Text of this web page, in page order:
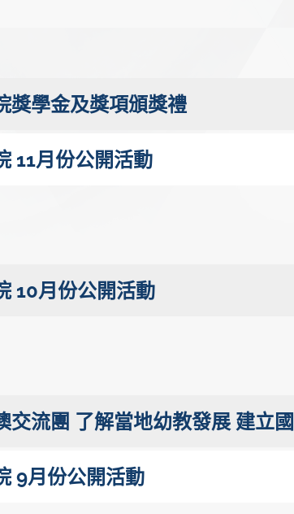
獎學金及獎項頒獎禮
11月份公開活動
10月份公開活動
交流團 了解當地幼教發展 建立
9月份公開活動